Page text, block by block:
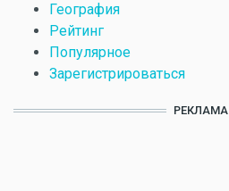
География
Рейтинг
Популярное
Зарегистрироваться
РЕКЛАМА